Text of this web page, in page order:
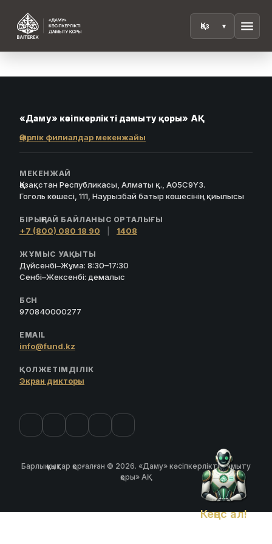
menu
Кеңес ал!
«Даму» кәсіпкерлікті дамыту қоры» АҚ
Өңірлік филиалдар мекенжайы
МЕКЕНЖАЙ
Қазақстан Республикасы, Алматы қ., A05C9Y3.
Гоголь көшесі, 111, Наурызбай батыр көшесінің қиылысы
БІРЫҢҒАЙ БАЙЛАНЫС ОРТАЛЫҒЫ
+7 (800) 080 18 90 1408
ЖҰМЫС УАҚЫТЫ
Дүйсенбі–Жұма: 8:30–17:30
Сенбі–Жексенбі: демалыс
БСН
970840000277
EMAIL
info@fund.kz
ҚОЛЖЕТІМДІЛІК
Экран дикторы
Барлық құқықтар қорғалған © 2026. «Даму» кәсіпкерлікті дамыту
қоры» АҚ